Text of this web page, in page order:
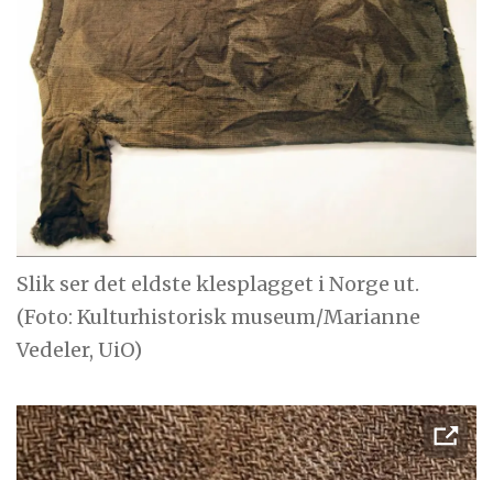
Slik ser det eldste klesplagget i Norge ut.
(Foto: Kulturhistorisk museum/Marianne
Vedeler, UiO)